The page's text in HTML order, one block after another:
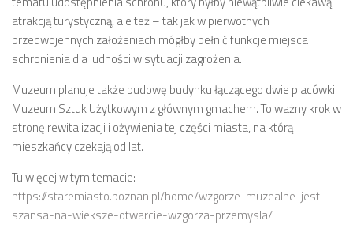
Budżet 2016
Projekty
Inicjatywy osiedlowe
Kodeks Dobrych Praktyk
Miejsca parkingowe
Patrol Rowerowy 2015
Plany zagospodarowania
Problemy Szyperska – Piaskowa – Garbary
Nowy projekt organizacji ruchu – Szyperska – Piaskowa
atrakcją turystyczną, ale też – tak jak w pierwotnych
przedwojennych założeniach mógłby pełnić funkcje miejsca
schronienia dla ludności w sytuacji zagrożenia.
Muzeum planuje także budowę budynku łączącego dwie placówki:
Muzeum Sztuk Użytkowym z głównym gmachem. To ważny krok w
stronę rewitalizacji i ożywienia tej części miasta, na którą
mieszkańcy czekają od lat.
Tu więcej w tym temacie:
https://staremiasto.poznan.pl/home/wzgorze-muzealne-jest-
szansa-na-wieksze-otwarcie-wzgorza-przemysla/